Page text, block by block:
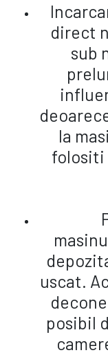
direct
sub
la
folositi
uscat.
posibil